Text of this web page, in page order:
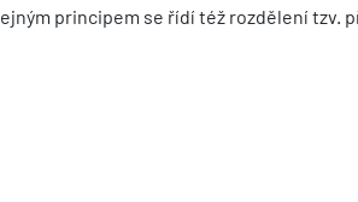
principem se řídí též rozdělení tzv.